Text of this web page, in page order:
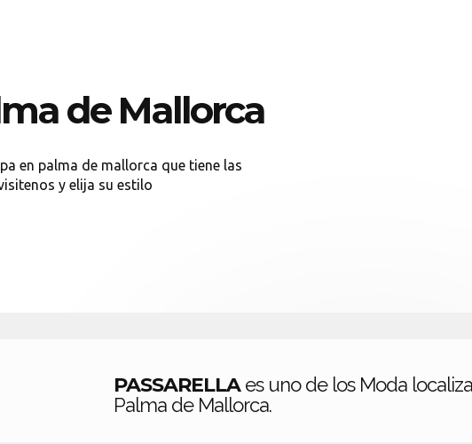
de Mallorca
en palma de mallorca que tiene las
y elija su estilo
PASSARELLAes uno de los Moda
Palma de Mallorca.